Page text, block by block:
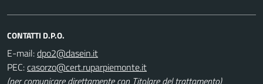
CONTATTI D.P.O.
E-mail:
PEC:
(per comunicare direttamente con Titolare del trattamento)